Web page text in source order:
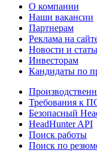
О компании
Наши вакансии
Партнерам
Реклама на
Новости и
Инвесторам
Кандидаты по
Требования к
Безопасный
HeadHunter API
Поиск работы
Поиск по